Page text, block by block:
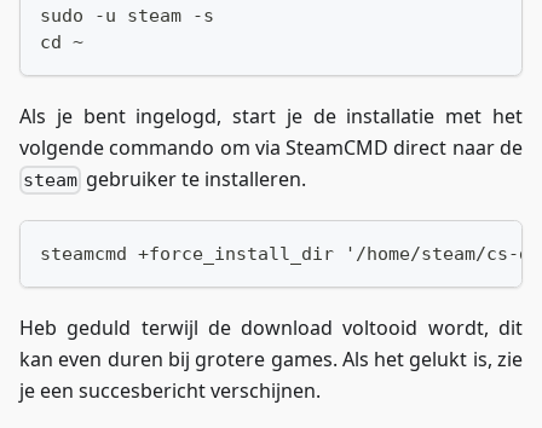
sudo -u steam -s
cd ~
Als je bent ingelogd, start je de installatie met het
volgende commando om via SteamCMD direct naar de
steam gebruiker te installeren.
steamcmd +force_install_dir '/home/steam/cs-
Heb geduld terwijl de download voltooid wordt, dit
kan even duren bij grotere games. Als het gelukt is, zie
je een succesbericht verschijnen.